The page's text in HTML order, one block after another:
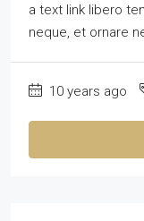
a text link libero
neque, et ornare
10 years ago